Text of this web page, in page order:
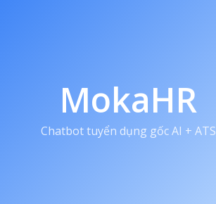
MokaHR
Chatbot tuyển dụng gốc AI + ATS